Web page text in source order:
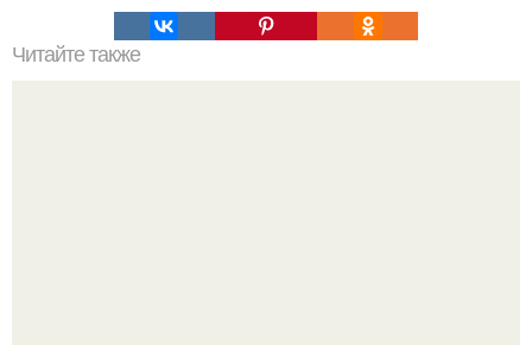
Читайте также